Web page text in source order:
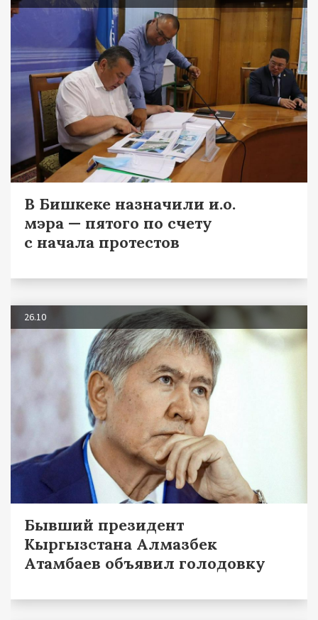
В Бишкеке назначили и.о.
мэра — пятого по счету
с начала протестов
26.10
Бывший президент
Кыргызстана Алмазбек
Атамбаев объявил голодовку